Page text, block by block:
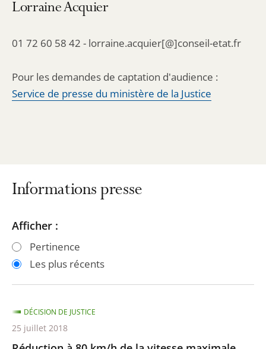
Lorraine Acquier
01 72 60 58 42 - lorraine.acquier[@]conseil-etat.fr
Pour les demandes de captation d'audience :
Service de presse du ministère de la Justice
Informations presse
Passer
les
filtres
après
Passer
les
filtres
avant
Afficher :
Pertinence
Les plus récents
DÉCISION DE JUSTICE
25 juillet 2018